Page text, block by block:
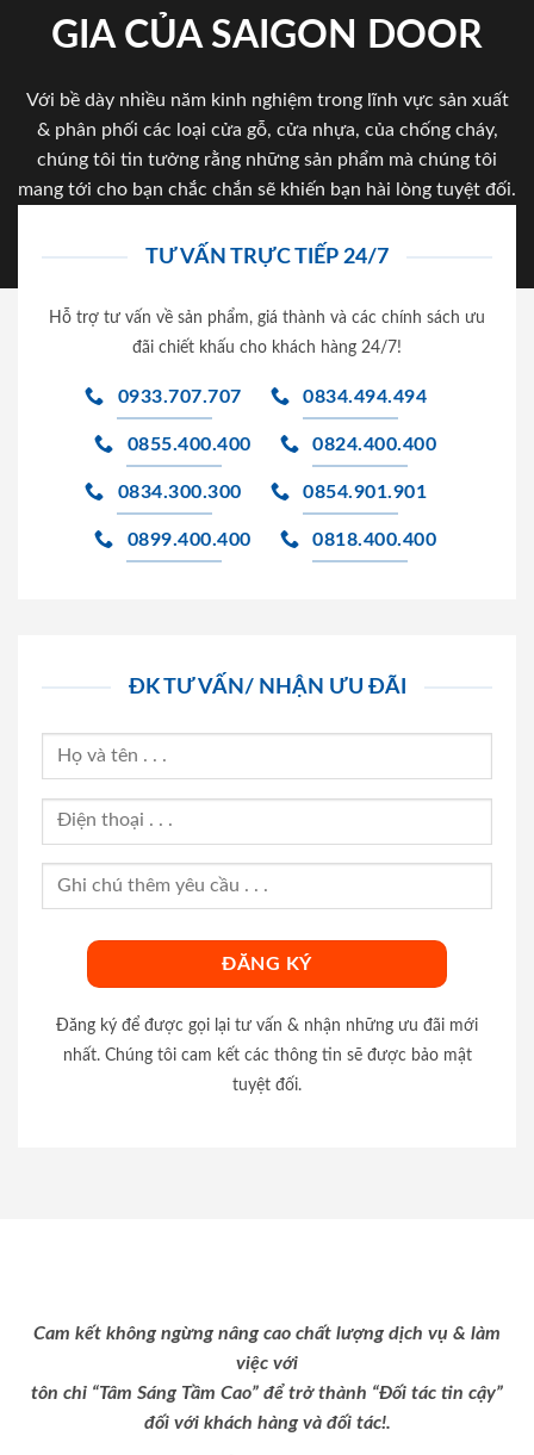
GIA CỦA SAIGON DOOR
Với bề dày nhiều năm kinh nghiệm trong lĩnh vực sản xuất
& phân phối các loại cửa gỗ, cửa nhựa, của chống cháy,
chúng tôi tin tưởng rằng những sản phẩm mà chúng tôi
mang tới cho bạn chắc chắn sẽ khiến bạn hài lòng tuyệt đối.
TƯ VẤN TRỰC TIẾP 24/7
Hỗ trợ tư vấn về sản phẩm, giá thành và các chính sách ưu
đãi chiết khấu cho khách hàng 24/7!
0933.707.707 0834.494.494
0855.400.400 0824.400.400
0834.300.300 0854.901.901
0899.400.400 0818.400.400
ĐK TƯ VẤN/ NHẬN ƯU ĐÃI
Đăng ký để được gọi lại tư vấn & nhận những ưu đãi mới
nhất. Chúng tôi cam kết các thông tin sẽ được bảo mật
tuyệt đối.
Cam kết không ngừng nâng cao chất lượng dịch vụ & làm
việc với
tôn chỉ “Tâm Sáng Tầm Cao” để trở thành “Đối tác tin cậy”
đối với khách hàng và đối tác!.